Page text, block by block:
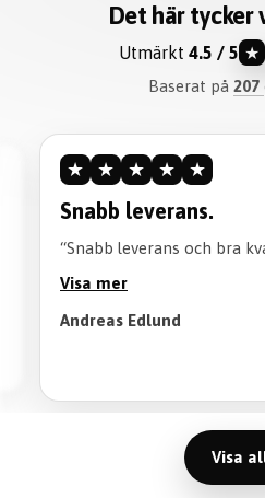
Det här tycker
Utmärkt 4.5 / 5 ★
Baserat på 207
★ ★ ★ ★ ★
Snabb leverans.
“Snabb leverans och bra
Visa mer
Andreas Edlund
Visa